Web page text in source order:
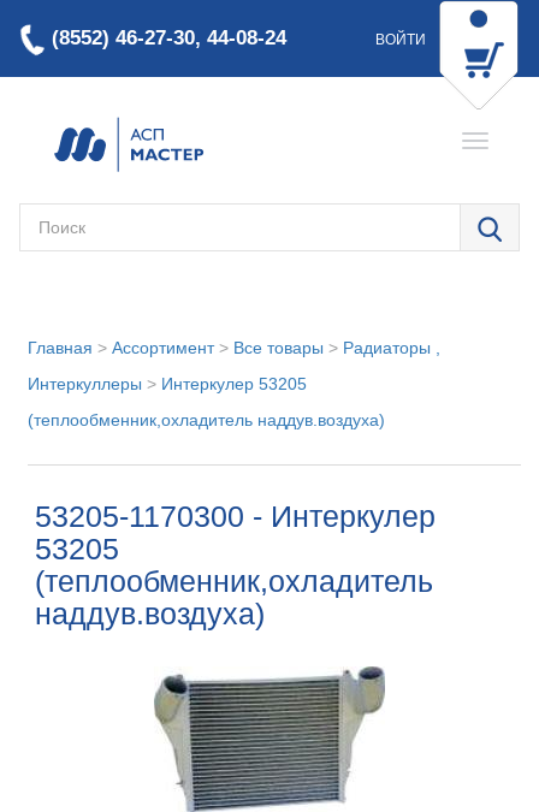
(8552) 46-27-30, 44-08-24 ВОЙТИ
Главная > Ассортимент> Все товары > Радиаторы ,
Интеркуллеры > Интеркулер 53205
(теплообменник,охладитель наддув.воздуха)
53205-1170300 - Интеркулер
53205
(теплообменник,охладитель
наддув.воздуха)